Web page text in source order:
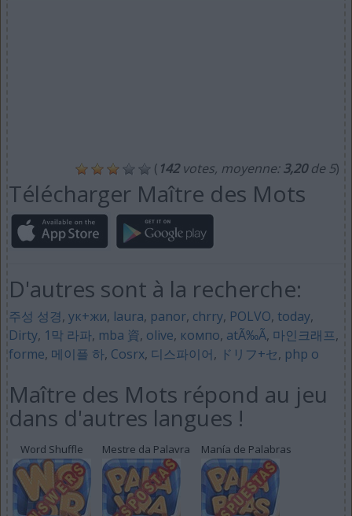
( 142votes, moyenne:3,20de 5)
Télécharger Maître des Mots
D'autres sont à la recherche:
주성 성경, ук+жи, laura, panor, chrry, POLVO, today,
Dirty, 1막 라파, mba 資, olive, компо, atÃ‰Ã, 마인크래프,
forme, 메이플 하, Cosrx, 디스파이어, ドリフ+セ, php o
Maître des Mots répond au jeu
dans d'autres langues !
Word Shuffle Mestre da Palavra Manía de Palabras